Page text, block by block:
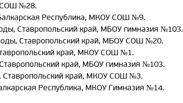
СОШ №28.
Республика, МКОУ СОШ №9.
Ставропольский край, МБОУ гимназия №103.
Ставропольский край, МБОУ СОШ №20.
край, МКОУ СОШ №1.
край, МБОУ гимназия №103.
Ставропольский край, МКОУ СОШ №3.
Республика, МКОУ Гимназия №14.